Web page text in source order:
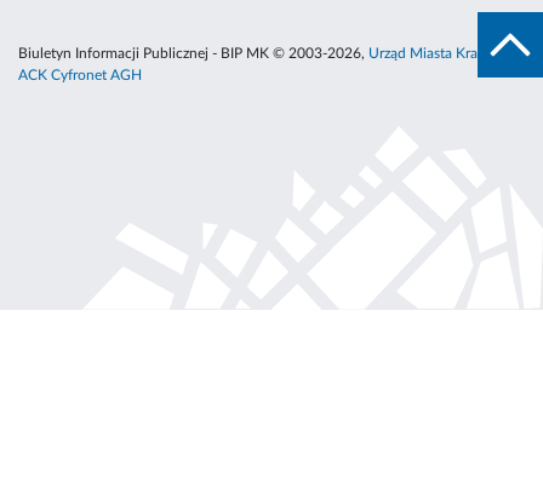
Biuletyn Informacji Publicznej - BIP MK © 2003-2026, Urząd Miasta Krakowa
ACK Cyfronet AGH